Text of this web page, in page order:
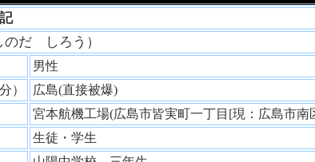
記
のだ しろう）
男性
）
広島(直接被爆)
宮本航機工場(広島市皆実町一丁目[現：広島市
生徒・学生